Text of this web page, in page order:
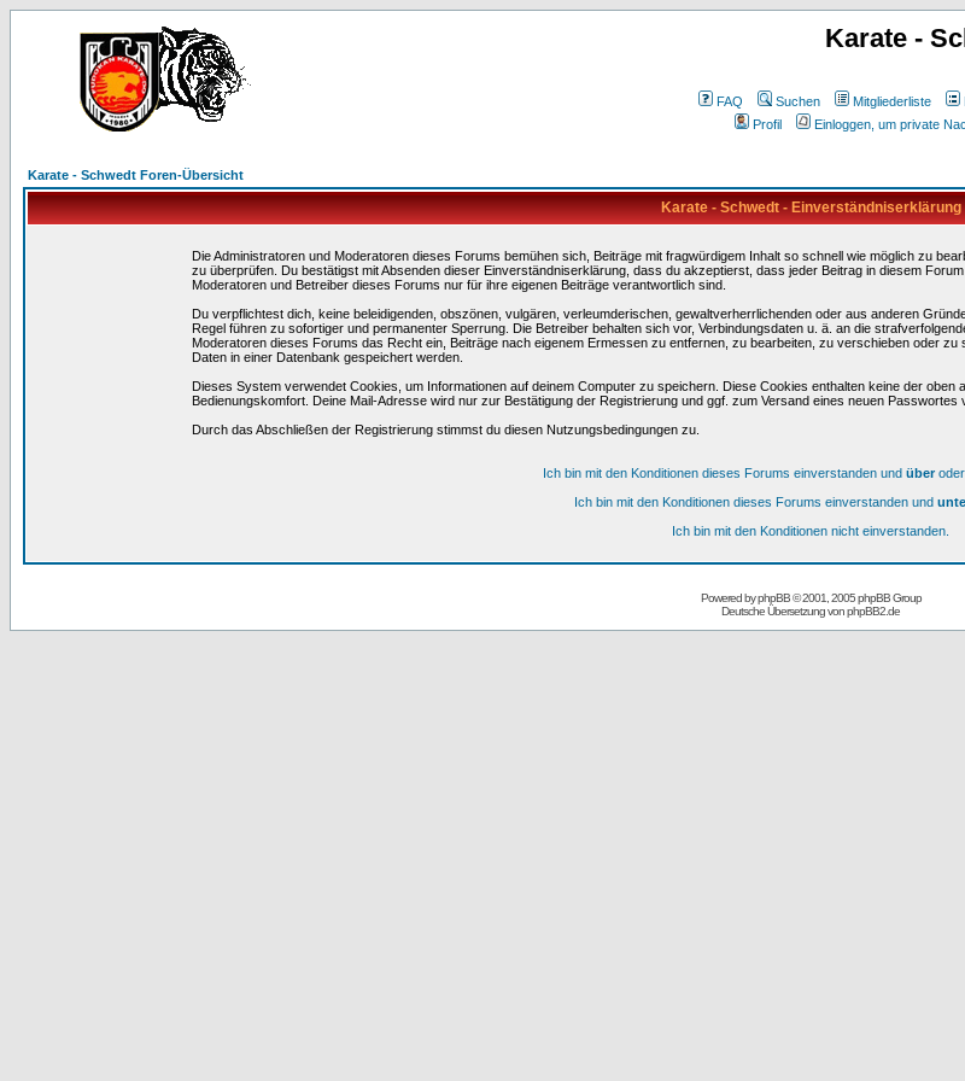
Karate -
FAQ Suchen Mitgliederliste
Profil
Einloggen, um private
Karate - Schwedt Foren-Übersicht
Karate - Schwedt - Einverständniserklärung
Die Administratoren und Moderatoren dieses Forums bemühen sich, Beiträge mit fragwürdigem Inhalt so schnell wie möglich zu
zu überprüfen. Du bestätigst mit Absenden dieser Einverständniserklärung, dass du akzeptierst, dass jeder Beitrag in diesem
Moderatoren und Betreiber dieses Forums nur für ihre eigenen Beiträge verantwortlich sind.
Du verpflichtest dich, keine beleidigenden, obszönen, vulgären, verleumderischen, gewaltverherrlichenden oder aus anderen
Regel führen zu sofortiger und permanenter Sperrung. Die Betreiber behalten sich vor, Verbindungsdaten u. ä. an die
Moderatoren dieses Forums das Recht ein, Beiträge nach eigenem Ermessen zu entfernen, zu bearbeiten, zu verschieben oder
Daten in einer Datenbank gespeichert werden.
Dieses System verwendet Cookies, um Informationen auf deinem Computer zu speichern. Diese Cookies enthalten keine der
Bedienungskomfort. Deine Mail-Adresse wird nur zur Bestätigung der Registrierung und ggf. zum Versand eines neuen Passwortes
Durch das Abschließen der Registrierung stimmst du diesen Nutzungsbedingungen zu.
Ich bin mit den Konditionen dieses Forums einverstanden und überoder
Ich bin mit den Konditionen dieses Forums einverstanden und
Ich bin mit den Konditionen nicht einverstanden.
Powered byphpBB© 2001, 2005 phpBB Group
Deutsche Übersetzung vonphpBB2.de